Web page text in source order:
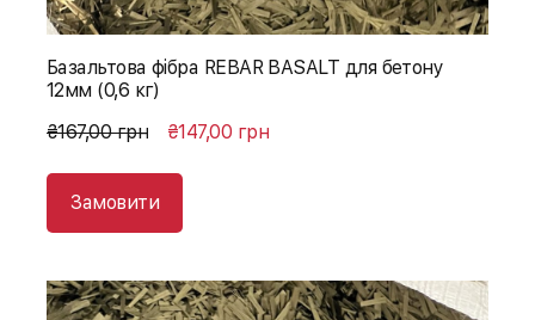
Базальтова фібра REBAR BASALT для бетону
12мм (0,6 кг)
₴167,00 грн
₴147,00 грн
Замовити